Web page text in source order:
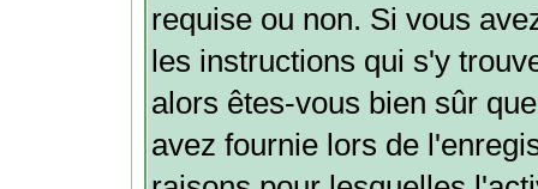
requise ou non. Si vous
les instructions qui s'y
alors êtes-vous bien sûr
avez fournie lors de